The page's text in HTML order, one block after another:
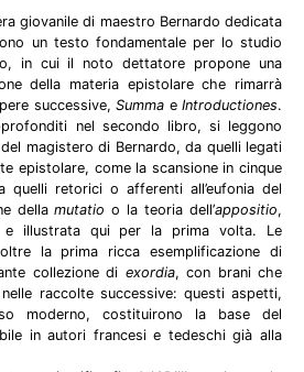
giovanile di maestro Bernardo dedicata
un testo fondamentale per lo studio
in cui il noto dettatore propone una
della materia epistolare che rimarrà
successive, Summa e Introductiones.
nel secondo libro, si leggono
magistero di Bernardo, da quelli legati
epistolare, come la scansione in cinque
retorici o afferenti all’eufonia del
dellamutatioo la teoria dell’appositio,
e illustrata qui per la prima volta. Le
la prima ricca esemplificazione di
collezione di exordia, con brani che
raccolte successive: questi aspetti,
moderno, costituirono la base del
in autori francesi e tedeschi già alla